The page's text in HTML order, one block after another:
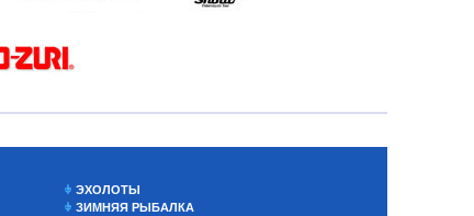
ЭХОЛОТЫ
ЗИМНЯЯ РЫБАЛКА